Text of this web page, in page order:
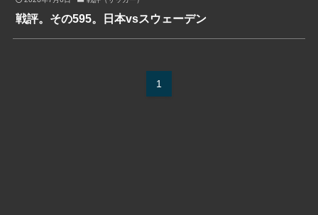
戦評。その595。日本vsスウェーデン
1